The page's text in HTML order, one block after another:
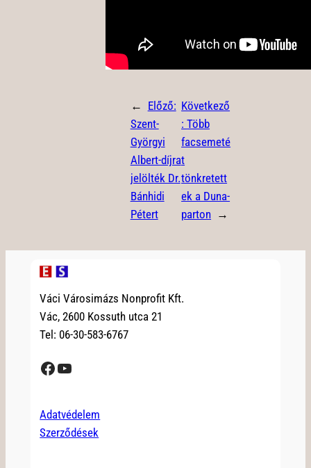
← Előző:
Szent-
Györgyi
Albert-díjra
jelölték Dr.
Bánhidi
Pétert
Következő
:Több
facsemeté
t
tönkretett
ek a Duna-
parton →
Váci Városimázs Nonprofit Kft.
Vác, 2600 Kossuth utca 21
Tel: 06-30-583-6767
Facebook YouTube
Adatvédelem
Szerződések